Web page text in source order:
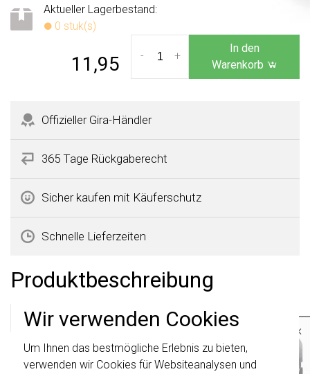
Wir verwenden Cookies
Um Ihnen das bestmögliche Erlebnis zu bieten,
verwenden wir Cookies für Websiteanalysen und
Aktueller Lagerbestand:
0 stuk(s)
11,95 +
-
In den
Warenkorb
Offizieller Gira-Händler
365 Tage Rückgaberecht
Sicher kaufen mit Käuferschutz
Schnelle Lieferzeiten
Produktbeschreibung
Gira 021402 Datenblatt
Technische Spezifikationen
×
Wichtig: Gira Schalter und
Schalterwippen wurden erneuert. Sie sind